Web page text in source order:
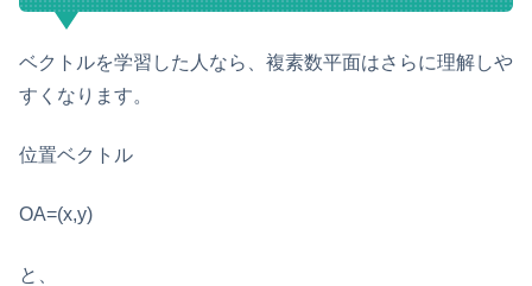
ベクトルを学習した人なら、複素数平面はさらに理解しや
すくなります。
位置ベクトル
OA=(x,y)
と、